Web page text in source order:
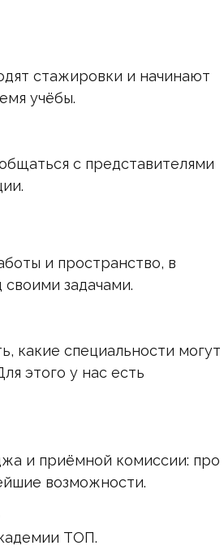
стажировки и начинают
учёбы.
с представителями
и пространство, в
задачами.
какие специальности могут
этого у нас есть
и приёмной комиссии: про
возможности.
ТОП.